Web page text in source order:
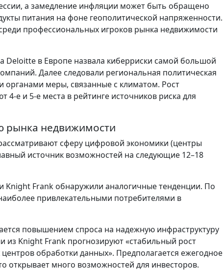
а замедление инфляции может быть обращено
питания на фоне геополитической напряженности.
профессиональных игроков рынка недвижимости
Deloitte в Европе назвала киберриски самой большой
Далее следовали региональная политическая
меры, связанные с климатом. Рост
е и 5-е места в рейтинге источников риска для
рынка недвижимости
сферу цифровой экономики (центры
источник возможностей на следующие 12–18
Knight Frank обнаружили аналогичные тенденции. По
привлекательными потребителями в
повышением спроса на надежную инфраструктуру
из Knight Frank прогнозируют «стабильный рост
обработки данных». Предполагается ежегодное
открывает много возможностей для инвесторов.